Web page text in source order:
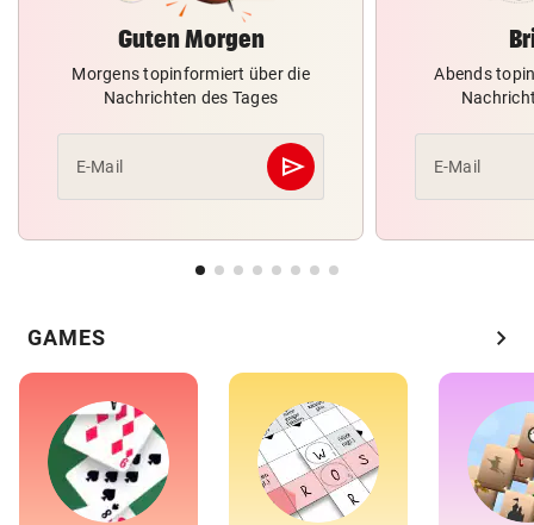
Guten Morgen
Morgens topinformiert über die
Nachrichten des Tages
E-Mail send
Abschicken
Abends
E-Mail
GAMES chevron_right